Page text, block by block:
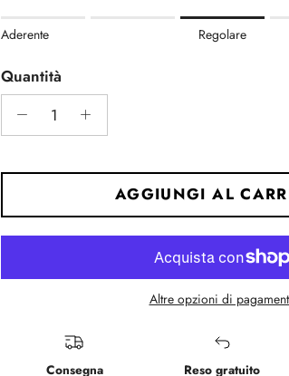
Rating of 1 means Aderente.
Rating of 5 means Morbida.
The rating of this product for "" is 3.
Aderente Regolare
Quantità
AGGIUNGI AL
Altre opzioni di
Consegna
Reso gratuito